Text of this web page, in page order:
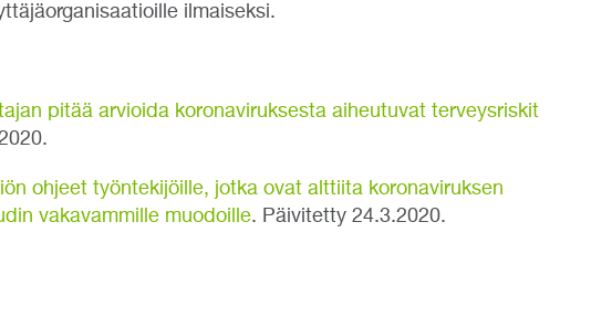
ilmaiseksi.
pitää arvioida koronaviruksesta aiheutuvat terveysriskit
ohjeet työntekijöille, jotka ovat alttiita koronaviruksen
vakavammille muodoille. Päivitetty 24.3.2020.